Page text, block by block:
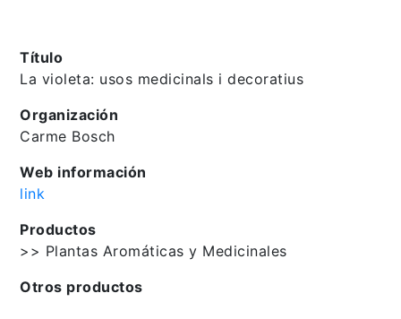
Título
La violeta: usos medicinals i decoratius
Organización
Carme Bosch
Web información
link
Productos
>> Plantas Aromáticas y Medicinales
Otros productos